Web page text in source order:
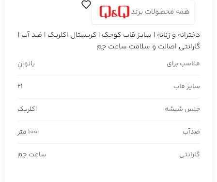
همه محصولات برند
دخترانه و زنانه | سایز قاب کوچک | کریستال اکلریک | ضد آب |
گارانتی اصالت و سلامت ساعت جم
مناسب برای بانوان
سایز قاب 21
جنس شیشه اکلریک
ضدآب 100 متر
گارانتی ساعت جم